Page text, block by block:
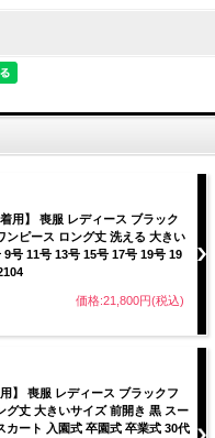
用】 喪服 レディース ブラック
ンピース ロング丈 洗える 大きい
号 11号 13号 15号 17号 19号 19
価格:21,800円(税込)
】 喪服 レディース ブラックフ
グ丈 大きいサイズ 前開き 黒 スー
カート 入園式 卒園式 卒業式 30代